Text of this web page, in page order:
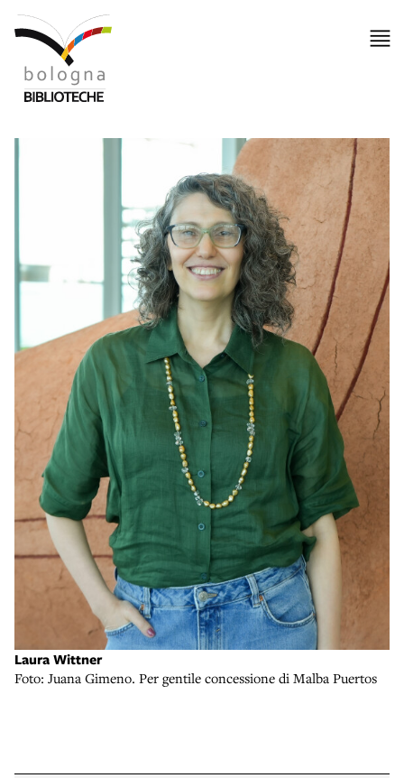
Laura Wittner
Foto: Juana Gimeno. Per gentile concessione di Malba Puertos